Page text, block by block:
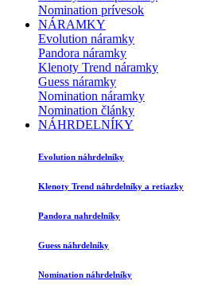
Nomination prívesok
NÁRAMKY
Evolution náramky
Pandora náramky
Klenoty Trend náramky
Guess náramky
Nomination náramky
Nomination články
NÁHRDELNÍKY
Evolution náhrdelníky
Klenoty Trend náhrdelníky a retiazky
Pandora nahrdelníky
Guess náhrdelníky
Nomination náhrdelníky